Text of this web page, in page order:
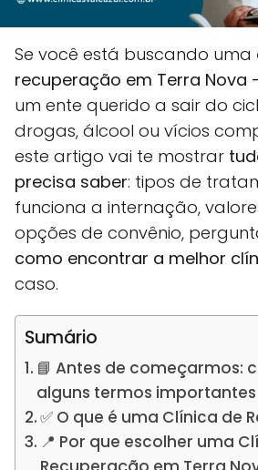
Se você está buscando uma
recuperação em Terra Nova
um ente querido a sair do
drogas, álcool ou vícios
este artigo vai te mostrar
precisa saber: tipos de
funciona a internação,
opções de convênio,
como encontrar a melhor
caso.
Sumário
📘 Antes de começarmos:
alguns termos importantes
✅ O que é uma Clínica de
📍 Por que escolher uma